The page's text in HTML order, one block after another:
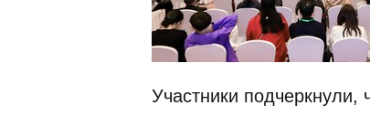
Участники подчеркнули,